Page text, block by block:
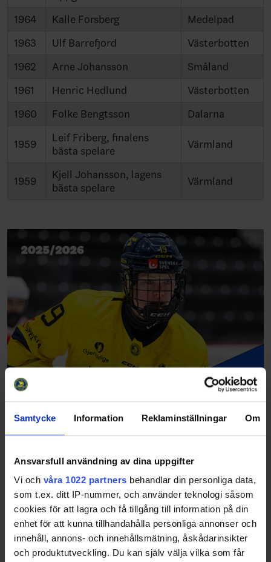
Samtycke Information Reklaminställningar Om
Ansvarsfull användning av dina uppgifter
Vi och våra 1022 partners behandlar din personliga data,
som t.ex. ditt IP-nummer, och använder teknologi såsom
cookies för att lagra och få tillgång till information på din
enhet för att kunna tillhandahålla personliga annonser och
innehåll, annons- och innehållsmätning, åskådarinsikter
och produktutveckling. Du kan själv välja vilka som får
1964
Kalle Forsberg
Medelpad
1963
Ulf Barrefjord
Västerbotten
1962
Arne Johansson
Småland
1961
Henric Hedlund
Västerbotten
1960
Folke Bengtsson Dalarna
1959
Leif Friberg, finalens
bästa spelare
Värmland
1959
Kjell Johansson, lagens
bästa spelare
Värmland